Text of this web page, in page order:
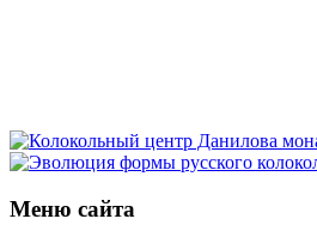
в
Московский
лекция
в
Троице-
в
Ростов
Великий
Московский
детский
звонарей
Фестиваль
звонов
«Даниловские
Колокола
для
центр
Эволюция
Меню сайта